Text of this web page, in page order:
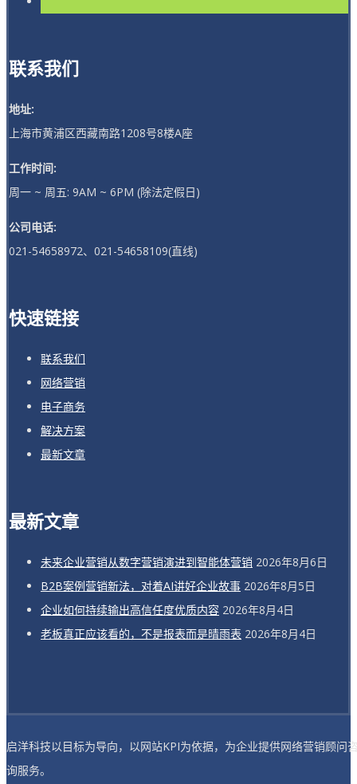
联系我们
地址:
上海市黄浦区西藏南路1208号8楼A座
工作时间:
周一 ~ 周五: 9AM ~ 6PM (除法定假日)
公司电话:
021-54658972、021-54658109(直线)
快速链接
联系我们
网络营销
电子商务
解决方案
最新文章
最新文章
未来企业营销从数字营销演进到智能体营销 2026年8月6日
B2B案例营销新法，对着AI讲好企业故事 2026年8月5日
企业如何持续输出高信任度优质内容 2026年8月4日
老板真正应该看的，不是报表而是晴雨表 2026年8月4日
启洋科技以目标为导向，以网站KPI为依据，为企业提供网络营销顾问
询服务。